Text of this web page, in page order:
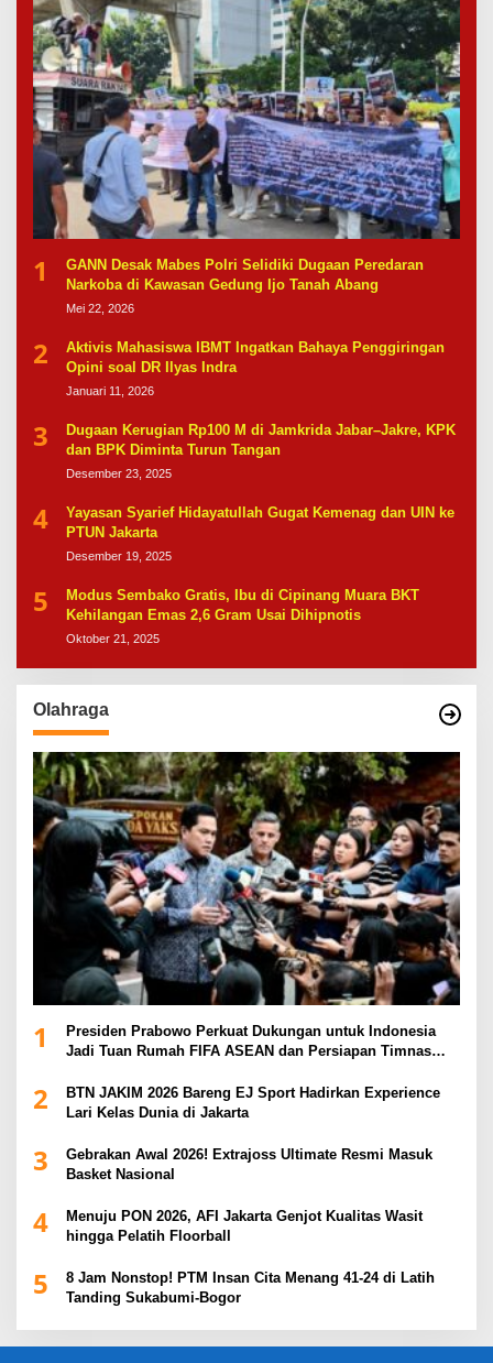
1
GANN Desak Mabes Polri Selidiki Dugaan Peredaran
Narkoba di Kawasan Gedung Ijo Tanah Abang
Mei 22, 2026
2
Aktivis Mahasiswa IBMT Ingatkan Bahaya Penggiringan
Opini soal DR Ilyas Indra
Januari 11, 2026
3
Dugaan Kerugian Rp100 M di Jamkrida Jabar–Jakre, KPK
dan BPK Diminta Turun Tangan
Desember 23, 2025
4
Yayasan Syarief Hidayatullah Gugat Kemenag dan UIN ke
PTUN Jakarta
Desember 19, 2025
5
Modus Sembako Gratis, Ibu di Cipinang Muara BKT
Kehilangan Emas 2,6 Gram Usai Dihipnotis
Oktober 21, 2025
Olahraga
1
Presiden Prabowo Perkuat Dukungan untuk Indonesia
Jadi Tuan Rumah FIFA ASEAN dan Persiapan Timnas
2
BTN JAKIM 2026 Bareng EJ Sport Hadirkan Experience
Lari Kelas Dunia di Jakarta
3
Gebrakan Awal 2026! Extrajoss Ultimate Resmi Masuk
Basket Nasional
4
Menuju PON 2026, AFI Jakarta Genjot Kualitas Wasit
hingga Pelatih Floorball
5
8 Jam Nonstop! PTM Insan Cita Menang 41-24 di Latih
Tanding Sukabumi-Bogor